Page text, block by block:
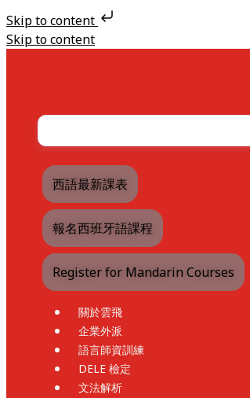
Skip to content
Skip to content
西語最新課表
報名西班牙語課程
Register for Mandarin Courses
關於雲飛
企業外派
語言師資訓練
DELE 檢定
文法解析